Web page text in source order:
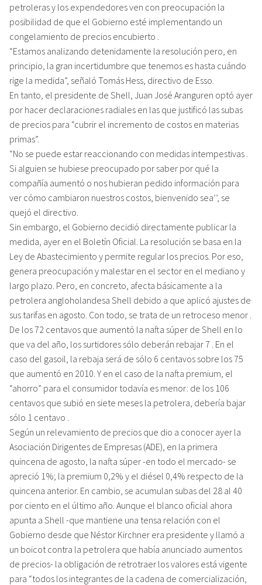
petroleras y los expendedores ven con preocupación la
posibilidad de que el Gobierno esté implementando un
congelamiento de precios encubierto .
“Estamos analizando detenidamente la resolución pero, en
principio, la gran incertidumbre que tenemos es hasta cuándo
rige la medida”, señaló Tomás Hess, directivo de Esso.
En tanto, el presidente de Shell, Juan José Aranguren optó ayer
por hacer declaraciones radiales en las que justificó las subas
de precios para “cubrir el incremento de costos en materias
primas”.
“No se puede estar reaccionando con medidas intempestivas .
Si alguien se hubiese preocupado por saber por qué la
compañía aumentó o nos hubieran pedido información para
ver cómo cambiaron nuestros costos, bienvenido sea’’, se
quejó el directivo.
Sin embargo, el Gobierno decidió directamente publicar la
medida, ayer en el Boletín Oficial. La resolución se basa en la
Ley de Abastecimiento y permite regular los precios. Por eso,
genera preocupación y malestar en el sector en el mediano y
largo plazo. Pero, en concreto, afecta básicamente a la
petrolera angloholandesa Shell debido a que aplicó ajustes de
sus tarifas en agosto. Con todo, se trata de un retroceso menor .
De los 72 centavos que aumentó la nafta súper de Shell en lo
que va del año, los surtidores sólo deberán rebajar 7 . En el
caso del gasoil, la rebaja será de sólo 6 centavos sobre los 75
que aumentó en 2010. Y en el caso de la nafta premium, el
“ahorro” para el consumidor todavía es menor: de los 106
centavos que subió en siete meses la petrolera, debería bajar
sólo 1 centavo .
Según un relevamiento de precios que dio a conocer ayer la
Asociación Dirigentes de Empresas (ADE), en la primera
quincena de agosto, la nafta súper -en todo el mercado- se
apreció 1%; la premium 0,2% y el diésel 0,4% respecto de la
quincena anterior. En cambio, se acumulan subas del 28 al 40
por ciento en el último año. Aunque el blanco oficial ahora
apunta a Shell -que mantiene una tensa relación con el
Gobierno desde que Néstor Kirchner era presidente y llamó a
un boicot contra la petrolera que había anunciado aumentos
de precios- la obligación de retrotraer los valores está vigente
para “todos los integrantes de la cadena de comercialización,